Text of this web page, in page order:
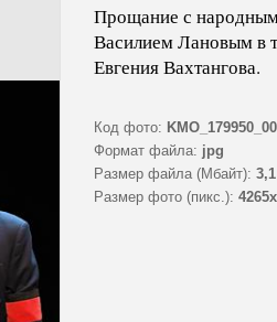
Прощание с
Василием Лановым в
Евгения Вахтангова.
Код фото:
Формат файла: jpg
Размер файла (Мбайт): 3,1
Размер фото (пикс.):